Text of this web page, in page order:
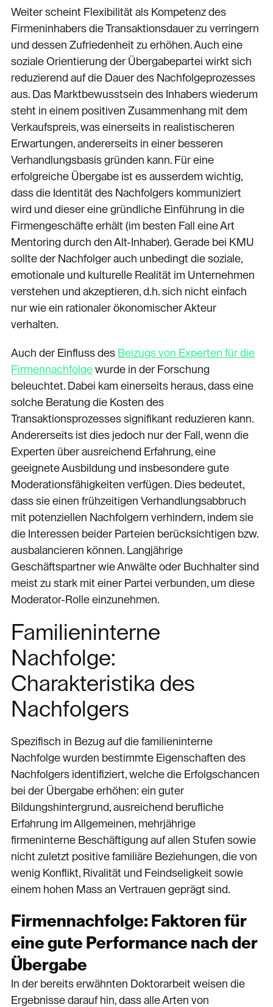
Weiter scheint Flexibilität als Kompetenz des
Firmeninhabers die Transaktionsdauer zu verringern
und dessen Zufriedenheit zu erhöhen. Auch eine
soziale Orientierung der Übergabepartei wirkt sich
reduzierend auf die Dauer des Nachfolgeprozesses
aus. Das Marktbewusstsein des Inhabers wiederum
steht in einem positiven Zusammenhang mit dem
Verkaufspreis, was einerseits in realistischeren
Erwartungen, andererseits in einer besseren
Verhandlungsbasis gründen kann. Für eine
erfolgreiche Übergabe ist es ausserdem wichtig,
dass die Identität des Nachfolgers kommuniziert
wird und dieser eine gründliche Einführung in die
Firmengeschäfte erhält (im besten Fall eine Art
Mentoring durch den Alt-Inhaber). Gerade bei KMU
sollte der Nachfolger auch unbedingt die soziale,
emotionale und kulturelle Realität im Unternehmen
verstehen und akzeptieren, d.h. sich nicht einfach
nur wie ein rationaler ökonomischer Akteur
verhalten.
Auch der Einfluss des Beizugs von Experten für die
Firmennachfolge wurde in der Forschung
beleuchtet. Dabei kam einerseits heraus, dass eine
solche Beratung die Kosten des
Transaktionsprozesses signifikant reduzieren kann.
Andererseits ist dies jedoch nur der Fall, wenn die
Experten über ausreichend Erfahrung, eine
geeignete Ausbildung und insbesondere gute
Moderationsfähigkeiten verfügen. Dies bedeutet,
dass sie einen frühzeitigen Verhandlungsabbruch
mit potenziellen Nachfolgern verhindern, indem sie
die Interessen beider Parteien berücksichtigen bzw.
ausbalancieren können. Langjährige
Geschäftspartner wie Anwälte oder Buchhalter sind
meist zu stark mit einer Partei verbunden, um diese
Moderator-Rolle einzunehmen.
Familieninterne
Nachfolge:
Charakteristika des
Nachfolgers
Spezifisch in Bezug auf die familieninterne
Nachfolge wurden bestimmte Eigenschaften des
Nachfolgers identifiziert, welche die Erfolgschancen
bei der Übergabe erhöhen: ein guter
Bildungshintergrund, ausreichend berufliche
Erfahrung im Allgemeinen, mehrjährige
firmeninterne Beschäftigung auf allen Stufen sowie
nicht zuletzt positive familiäre Beziehungen, die von
wenig Konflikt, Rivalität und Feindseligkeit sowie
einem hohen Mass an Vertrauen geprägt sind.
Firmennachfolge: Faktoren für
eine gute Performance nach der
Übergabe
In der bereits erwähnten Doktorarbeit weisen die
Ergebnisse darauf hin, dass alle Arten von